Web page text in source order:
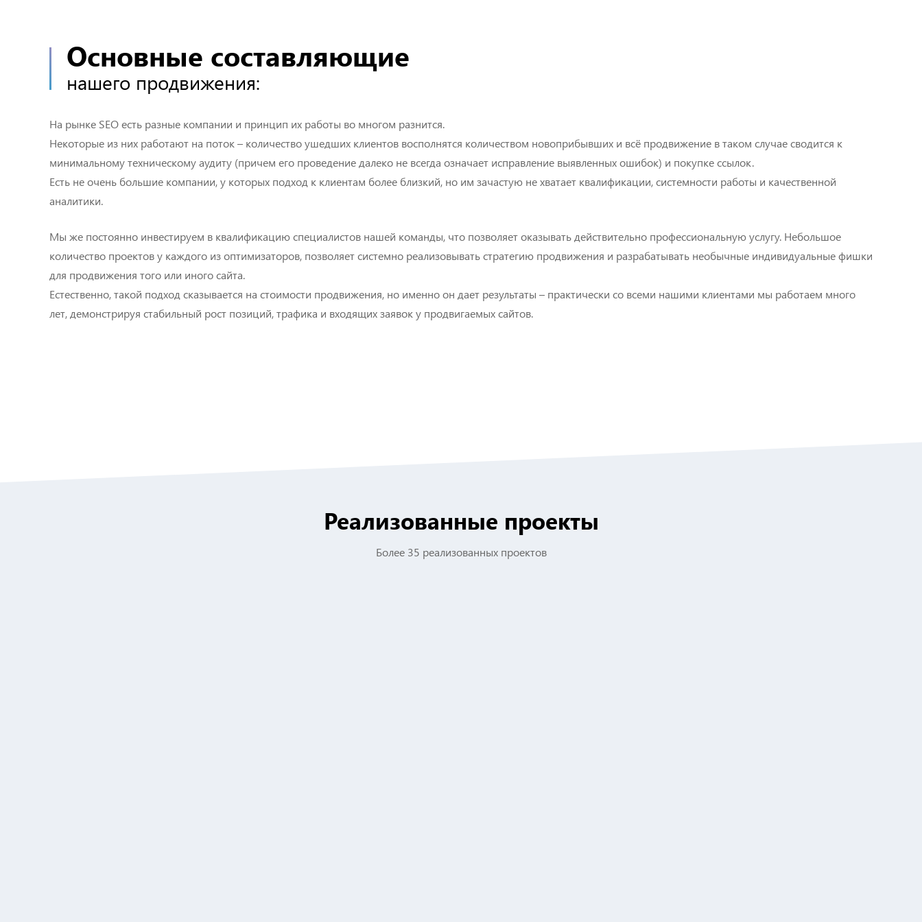
Индивидуальные
консультации
Основные составляющие
нашего продвижения:
На рынке SEO есть разные компании и принцип их работы во многом разнится.
Некоторые из них работают на поток – количество ушедших клиентов восполнятся количеством новоприбывших и всё продвижение в таком случае сводится к
минимальному техническому аудиту (причем его проведение далеко не всегда означает исправление выявленных ошибок) и покупке ссылок.
Есть не очень большие компании, у которых подход к клиентам более близкий, но им зачастую не хватает квалификации, системности работы и качественной
аналитики.
Мы же постоянно инвестируем в квалификацию специалистов нашей команды, что позволяет оказывать действительно профессиональную услугу. Небольшое
количество проектов у каждого из оптимизаторов, позволяет системно реализовывать стратегию продвижения и разрабатывать необычные индивидуальные фишки
для продвижения того или иного сайта.
Естественно, такой подход сказывается на стоимости продвижения, но именно он дает результаты – практически со всеми нашими клиентами мы работаем много
лет, демонстрируя стабильный рост позиций, трафика и входящих заявок у продвигаемых сайтов.
Реализованные проекты
Более 35 реализованных проектов